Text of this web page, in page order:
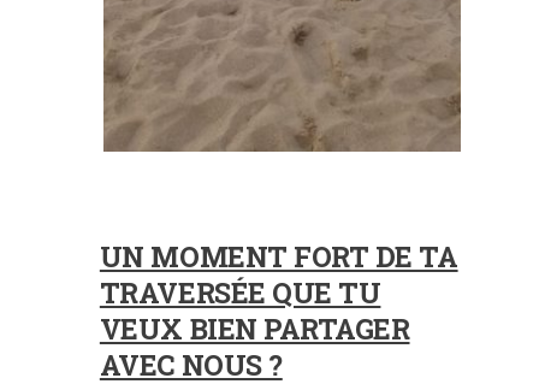
UN MOMENT FORT DE TA
TRAVERSÉE QUE TU
VEUX BIEN PARTAGER
AVEC NOUS ?